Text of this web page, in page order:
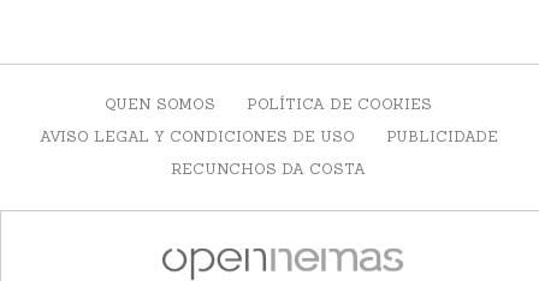
QUEN SOMOS
POLÍTICA DE COOKIES
AVISO LEGAL Y CONDICIONES DE USO
PUBLICIDADE
RECUNCHOS DA COSTA